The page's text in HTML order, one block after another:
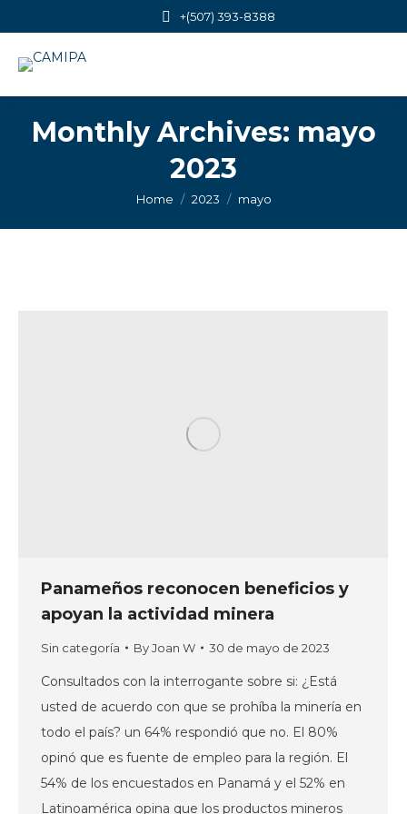
+(507) 393-8388
Monthly Archives: mayo
2023
You are here:
Home 2023 mayo
Panameños reconocen beneficios y
apoyan la actividad minera
Sin categoría ByJoan W 30 de mayo de 2023
Consultados con la interrogante sobre si: ¿Está
usted de acuerdo con que se prohíba la minería en
todo el país? un 64% respondió que no. El 80%
opinó que es fuente de empleo para la región. El
54% de los encuestados en Panamá y el 52% en
Latinoamérica opina que los productos mineros